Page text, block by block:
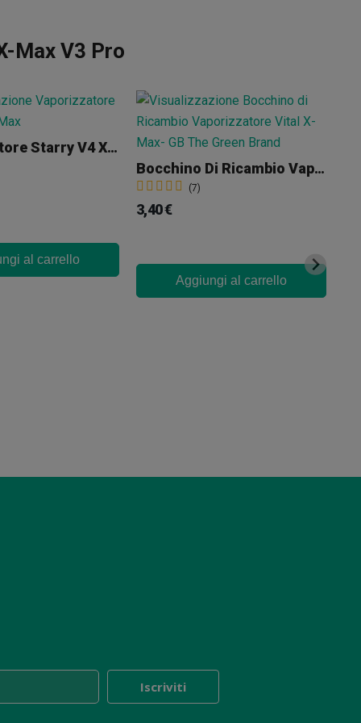
Max V3 Pro
Vaporizzatore Starry V4 X-Max
al carrello
Bocchino Di Ricambio Vaporizzatore Vital X-Max
(7)
3,40 €
Aggiungi al carrello